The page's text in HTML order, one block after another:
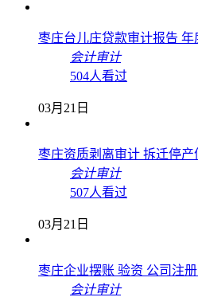
枣庄台儿庄贷款审计报告 年
会计审计
504人看过
03月21日
枣庄资质剥离审计 拆迁停产
会计审计
507人看过
03月21日
枣庄企业摆账 验资 公司注
会计审计